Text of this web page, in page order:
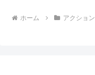
ホーム アクション